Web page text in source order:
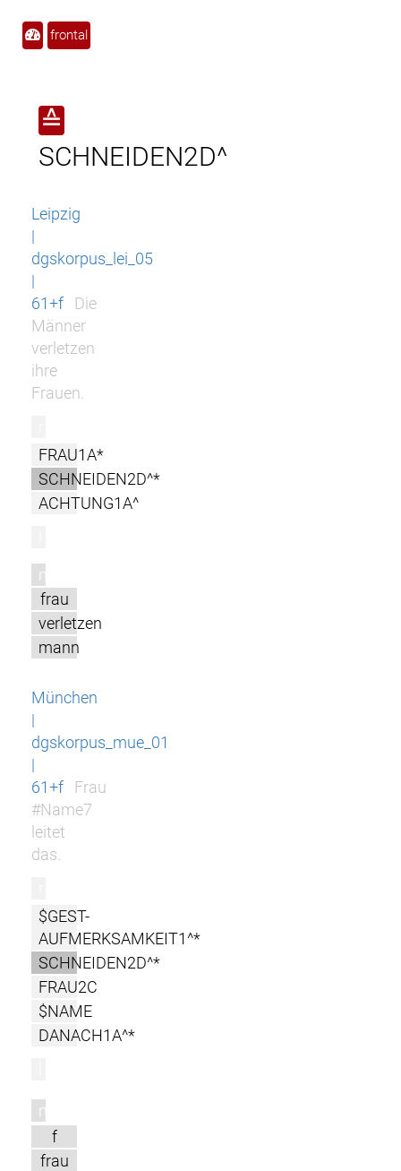
frontal
≙
SCHNEIDEN2D^
Leipzig
|
dgskorpus_lei_05
|
61+f
Die
Männer
verletzen
ihre
Frauen.
FRAU1A*
SCHNEIDEN2D^*
ACHTUNG1A^
m
frau
verletzen
mann
München
|
dgskorpus_mue_01
|
61+f
Frau
#Name7
leitet
das.
$GEST-
AUFMERKSAMKEIT1^*
SCHNEIDEN2D^*
FRAU2C
$NAME
DANACH1A^*
m
f
frau